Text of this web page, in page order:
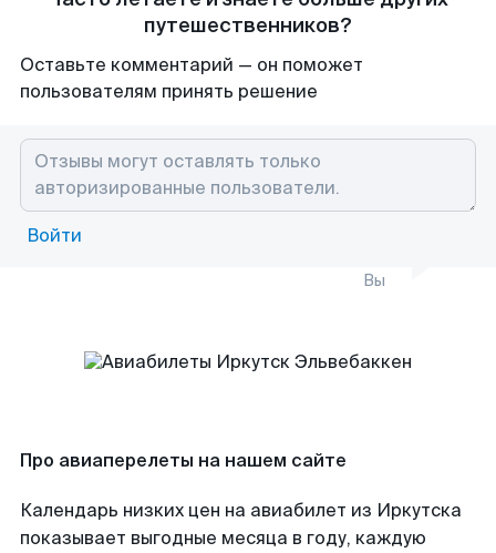
путешественников?
Оставьте комментарий — он поможет
пользователям принять решение
Войти
Вы
Про авиаперелеты на нашем сайте
Календарь низких цен на авиабилет из Иркутска
показывает выгодные месяца в году, каждую